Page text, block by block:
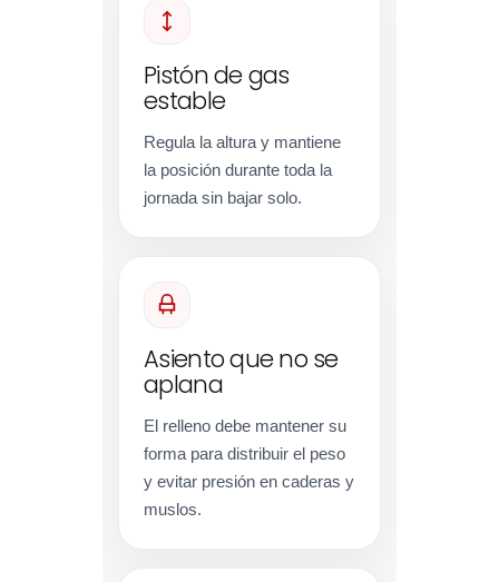
Pistón de gas
estable
Regula la altura y mantiene
la posición durante toda la
jornada sin bajar solo.
Asiento que no se
aplana
El relleno debe mantener su
forma para distribuir el peso
y evitar presión en caderas y
muslos.